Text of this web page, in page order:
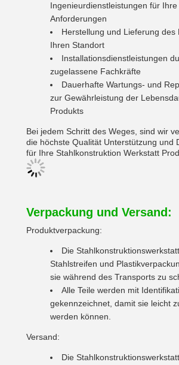
Ingenieurdienstleistungen für
Anforderungen
Herstellung und Lieferung des
Ihren Standort
Installationsdienstleistungen
zugelassene Fachkräfte
Dauerhafte Wartungs- und
zur Gewährleistung der
Produkts
Bei jedem Schritt des Weges, sind wir
die höchste Qualität Unterstützung und
für Ihre Stahlkonstruktion Werkstatt
Verpackung und Versand:
Produktverpackung:
Die
Stahlstreifen und
sie während des Transports zu
Alle Teile werden mit
gekennzeichnet, damit sie leicht
werden können.
Versand:
Die